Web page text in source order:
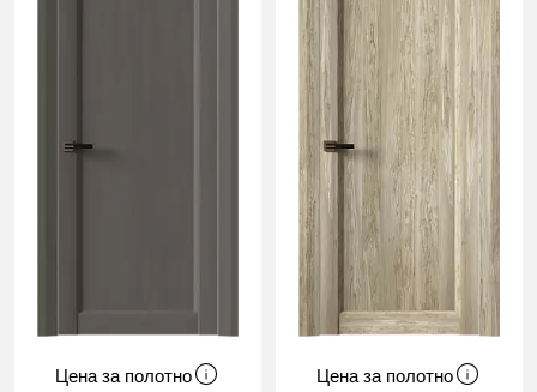
Цена за полотно Цена за полотно